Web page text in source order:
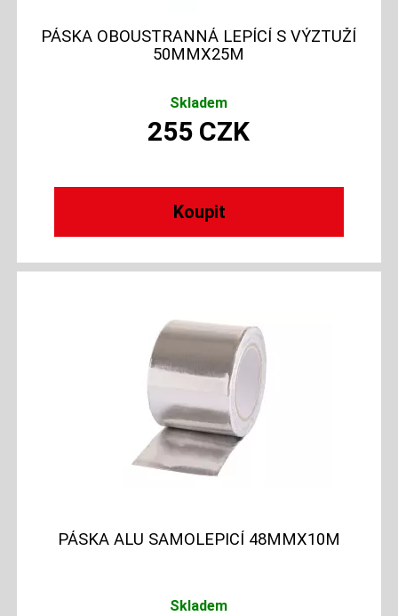
PÁSKA OBOUSTRANNÁ LEPÍCÍ S VÝZTUŽÍ
50MMX25M
Skladem
255 CZK
PÁSKA ALU SAMOLEPICÍ 48MMX10M
Skladem